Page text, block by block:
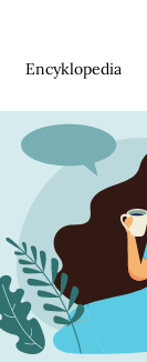
Encyklopedia